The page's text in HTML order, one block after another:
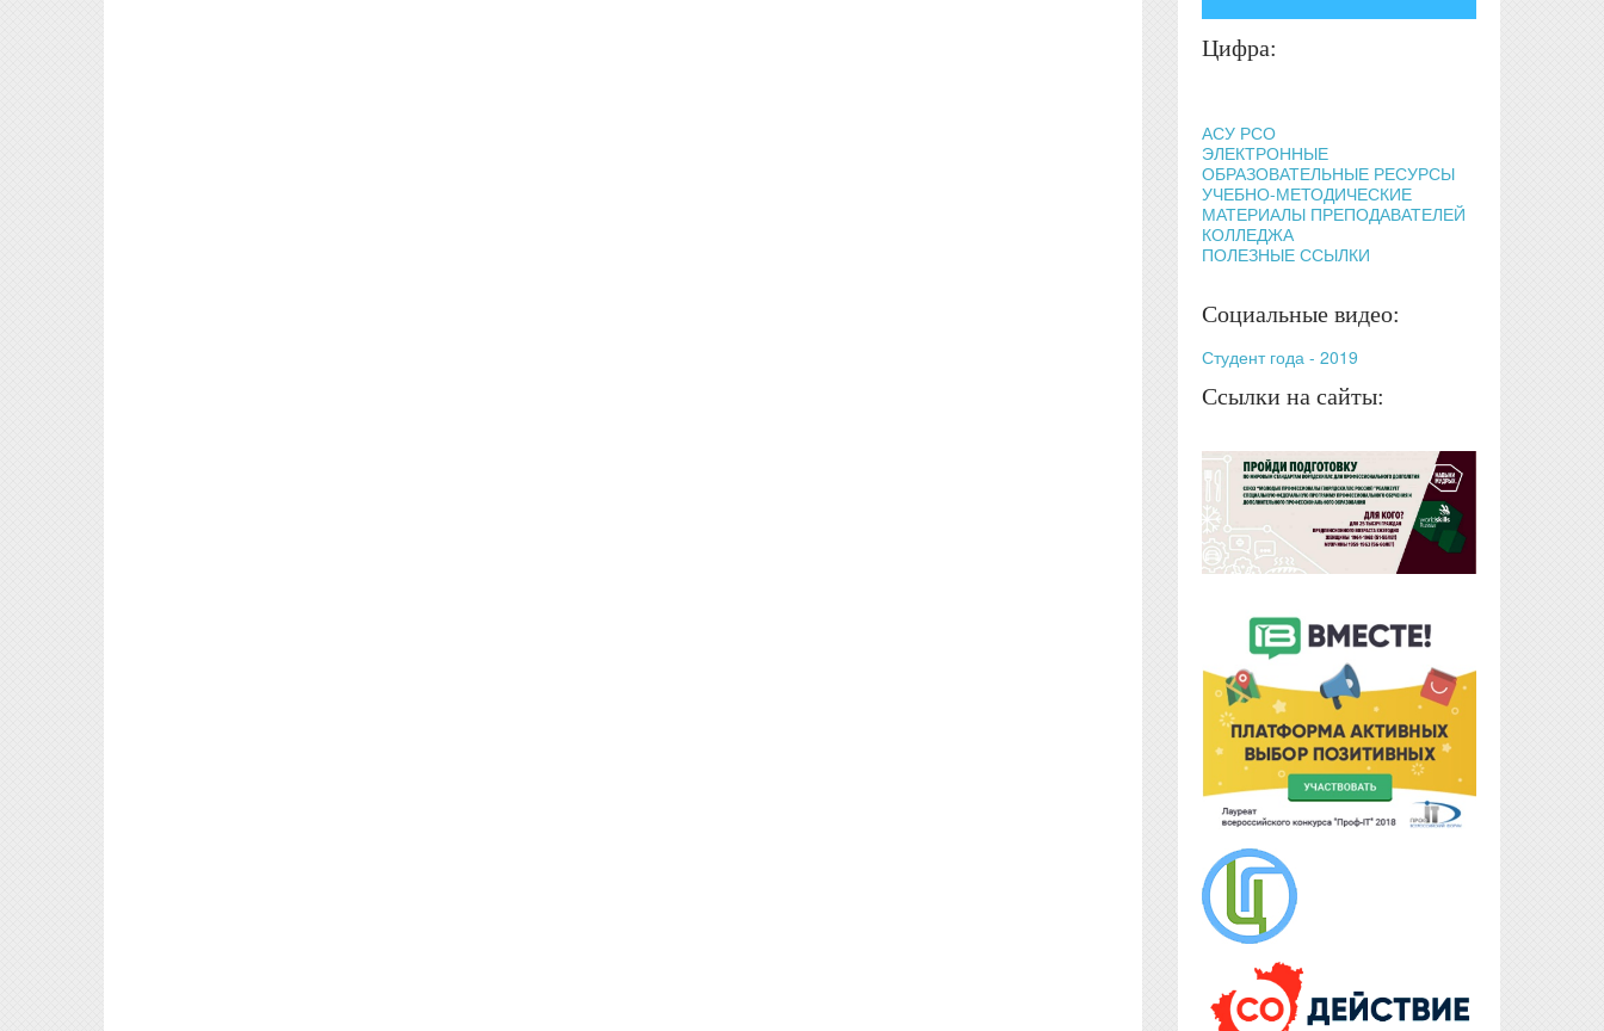
Цифра:
АСУ РСО
ЭЛЕКТРОННЫЕ
ОБРАЗОВАТЕЛЬНЫЕ РЕСУРСЫ
УЧЕБНО-МЕТОДИЧЕСКИЕ
МАТЕРИАЛЫ ПРЕПОДАВАТЕЛЕЙ
КОЛЛЕДЖА
ПОЛЕЗНЫЕ ССЫЛКИ
Социальные видео:
Студент года - 2019
Ссылки на сайты: